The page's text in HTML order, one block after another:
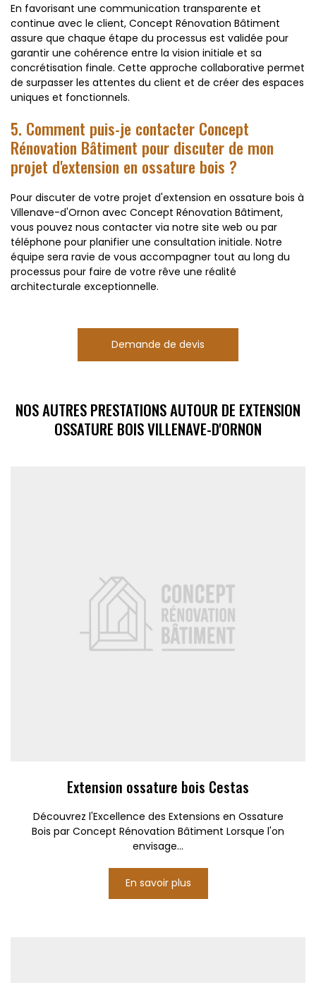
En favorisant une communication transparente et
continue avec le client, Concept Rénovation Bâtiment
assure que chaque étape du processus est validée pour
garantir une cohérence entre la vision initiale et sa
concrétisation finale. Cette approche collaborative permet
de surpasser les attentes du client et de créer des espaces
uniques et fonctionnels.
5. Comment puis-je contacter Concept
Rénovation Bâtiment pour discuter de mon
projet d'extension en ossature bois ?
Pour discuter de votre projet d'extension en ossature bois à
Villenave-d'Ornon avec Concept Rénovation Bâtiment,
vous pouvez nous contacter via notre site web ou par
téléphone pour planifier une consultation initiale. Notre
équipe sera ravie de vous accompagner tout au long du
processus pour faire de votre rêve une réalité
architecturale exceptionnelle.
Demande de devis
NOS AUTRES PRESTATIONS AUTOUR DE EXTENSION
OSSATURE BOIS VILLENAVE-D'ORNON
Extension ossature bois Cestas
Découvrez l'Excellence des Extensions en Ossature
Bois par Concept Rénovation Bâtiment Lorsque l'on
envisage...
En savoir plus